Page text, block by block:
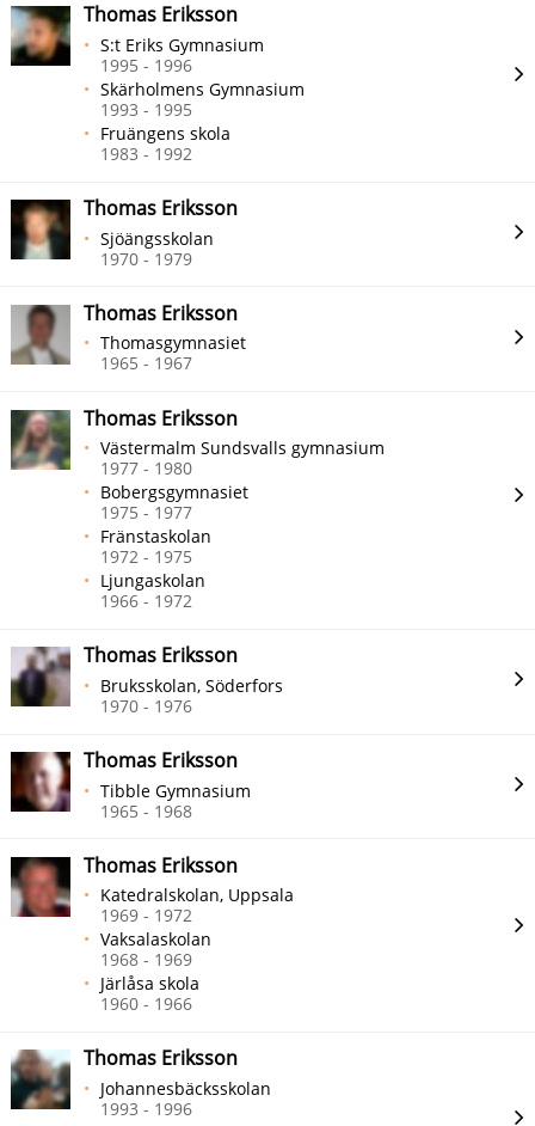
Thomas Eriksson
S:t Eriks Gymnasium
1995 - 1996
Skärholmens Gymnasium
1993 - 1995
Fruängens skola
1983 - 1992
Thomas Eriksson
Sjöängsskolan
1970 - 1979
Thomas Eriksson
Thomasgymnasiet
1965 - 1967
Thomas Eriksson
Västermalm Sundsvalls gymnasium
1977 - 1980
Bobergsgymnasiet
1975 - 1977
Fränstaskolan
1972 - 1975
Ljungaskolan
1966 - 1972
Thomas Eriksson
Bruksskolan, Söderfors
1970 - 1976
Thomas Eriksson
Tibble Gymnasium
1965 - 1968
Thomas Eriksson
Katedralskolan, Uppsala
1969 - 1972
Vaksalaskolan
1968 - 1969
Järlåsa skola
1960 - 1966
Thomas Eriksson
Johannesbäcksskolan
1993 - 1996